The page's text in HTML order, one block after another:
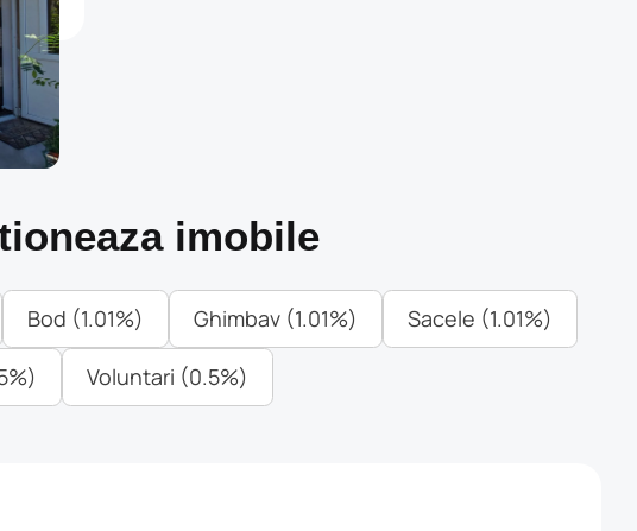
imobile
Bod (1.01%) Ghimbav (1.01%) Sacele (1.01%)
Voluntari (0.5%)